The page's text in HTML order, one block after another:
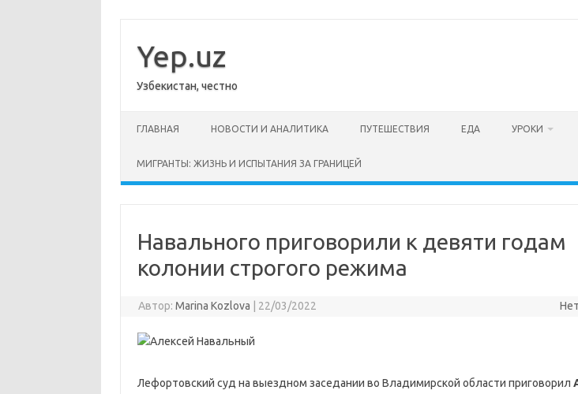
содержимому
Yep.uz
Узбекистан, честно
ГЛАВНАЯ НОВОСТИ И АНАЛИТИКА ПУТЕШЕСТВИЯ ЕДА УРОКИ
МИГРАНТЫ: ЖИЗНЬ И ИСПЫТАНИЯ ЗА ГРАНИЦЕЙ
Навального приговорили к девяти годам
колонии строгого режима
Автор: Marina Kozlova 22/03/2022
Лефортовский суд на выездном заседании во Владимирской области приговорил